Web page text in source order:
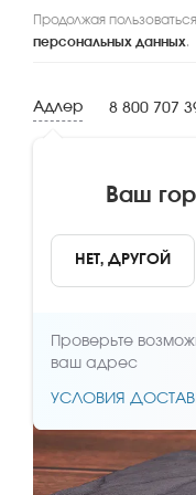
Продолжая
персональных данных.
Адлер
Ваш
НЕТ, ДРУГОЙ
Проверьте
ваш адрес
УСЛОВИЯ
8 800 707
НАЗАД